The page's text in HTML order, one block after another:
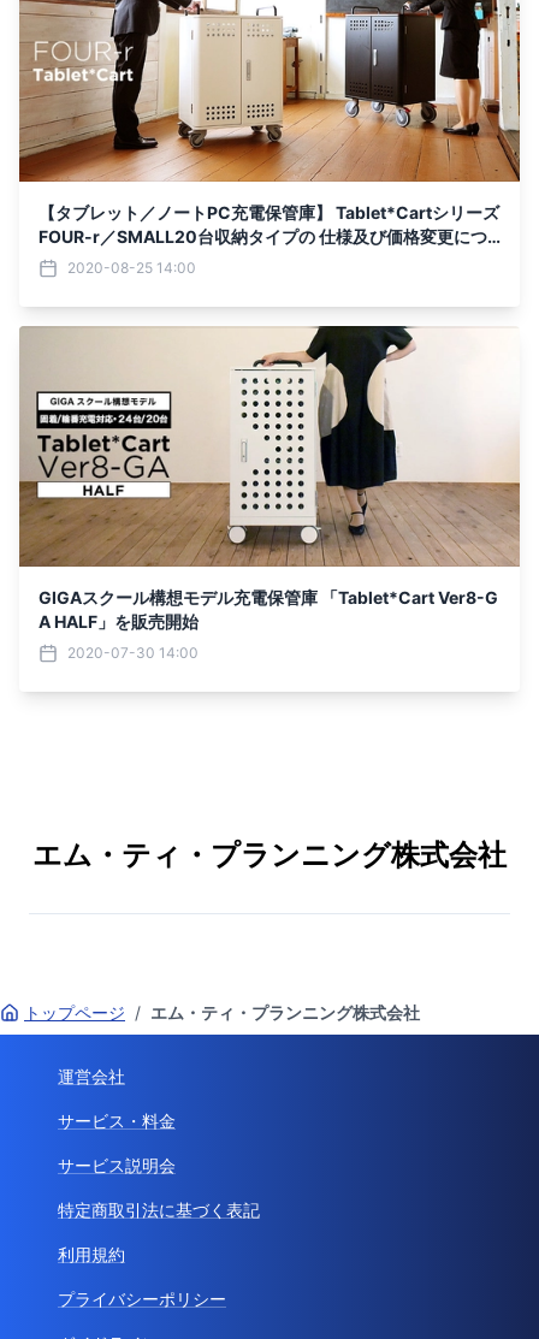
【タブレット／ノートPC充電保管庫】 Tablet*Cartシリーズ
FOUR-r／SMALL20台収納タイプの 仕様及び価格変更につ
いて2020-08-25 14:00
GIGAスクール構想モデル充電保管庫 「Tablet*Cart Ver8-G
A HALF」を販売開始
2020-07-30 14:00
エム・ティ・プランニング株式会社
トップページ / エム・ティ・プランニング株式会社
運営会社
サービス・料金
サービス説明会
特定商取引法に基づく表記
利用規約
プライバシーポリシー